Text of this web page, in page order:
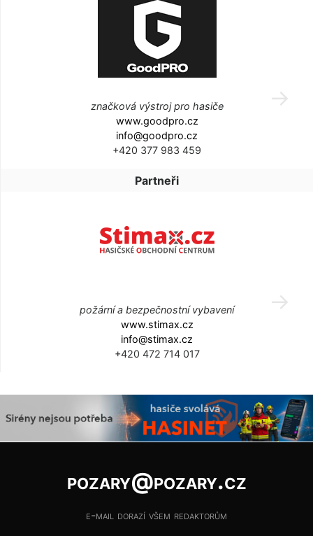
značková výstroj pro hasiče
www.goodpro.cz
info@goodpro.cz
+420 377 983 459
Partneři
požární a bezpečnostní vybavení
www.stimax.cz
info@stimax.cz
+420 472 714 017
pozary@pozary.cz
e-mail dorazí všem redaktorům